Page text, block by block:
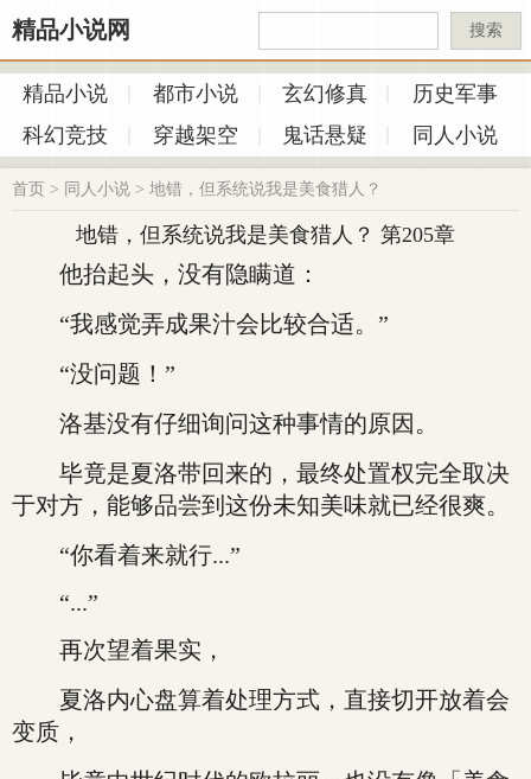
精品小说网 搜索
精品小说 都市小说 玄幻修真
历史军事
科幻竞技
穿越架空 鬼话悬疑 同人小说
首页 > 同人小说 > 地错，但系统说我是美食猎人？
地错，但系统说我是美食猎人？ 第205章
他抬起头，没有隐瞒道：
“我感觉弄成果汁会比较合适。”
“没问题！”
洛基没有仔细询问这种事情的原因。
毕竟是夏洛带回来的，最终处置权完全取决
于对方，能够品尝到这份未知美味就已经很爽。
“你看着来就行...”
“...”
再次望着果实，
夏洛内心盘算着处理方式，直接切开放着会
变质，